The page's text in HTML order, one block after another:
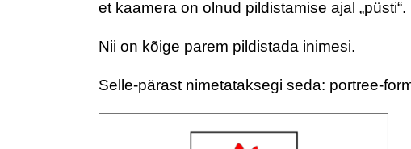
et kaamera on olnud pildistamise ajal „püsti“.
Nii on kõige parem pildistada inimesi.
Selle-pärast nimetataksegi seda: portree-